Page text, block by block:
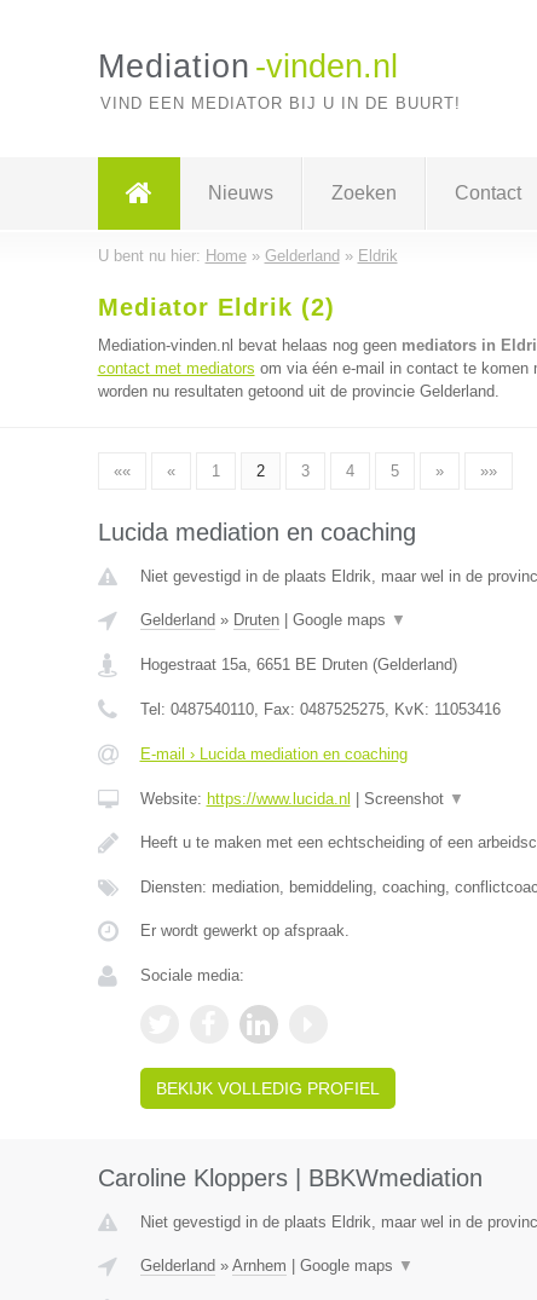
Mediation -vinden.nl
VIND EEN MEDIATOR BIJ U IN DE BUURT!
Nieuws Zoeken Contact
U bent nu hier: Home» Gelderland » Eldrik
Mediator Eldrik (2)
Mediation-vinden.nl bevat helaas nog geen mediators in
contact met mediators om via één e-mail in contact te komen
worden nu resultaten getoond uit de provincie Gelderland.
«« « 1 2 3 4 5 » »»
Lucida mediation en coaching
Niet gevestigd in de plaats Eldrik, maar wel in de
Gelderland » Druten| Google maps ▼
Hogestraat 15a, 6651 BE Druten(Gelderland)
Tel: 0487540110, Fax: 0487525275, KvK: 11053416
E-mail › Lucida mediation en coaching
Website: https://www.lucida.nl Screenshot ▼
Heeft u te maken met een echtscheiding of een
Diensten: mediation, bemiddeling, coaching,
Er wordt gewerkt op afspraak.
Sociale media:
BEKIJK VOLLEDIG PROFIEL
Caroline Kloppers | BBKWmediation
Niet gevestigd in de plaats Eldrik, maar wel in de
Gelderland » Arnhem Google maps ▼